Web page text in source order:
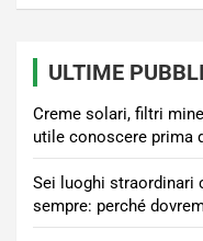
ULTIME
Creme solari, filtri
utile conoscere prima
Sei luoghi straordinari
sempre: perché